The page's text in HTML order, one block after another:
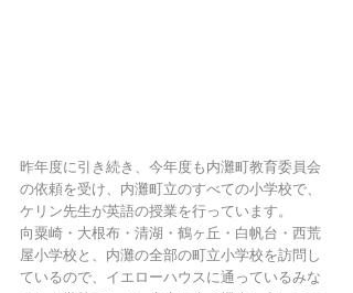
昨年度に引き続き、今年度も内灘町教育委員会
の依頼を受け、内灘町立のすべての小学校で、
ケリン先生が英語の授業を行っています。
向粟崎・大根布・清湖・鶴ヶ丘・白帆台・西荒
屋小学校と、内灘の全部の町立小学校を訪問し
ているので、イエローハウスに通っているみな